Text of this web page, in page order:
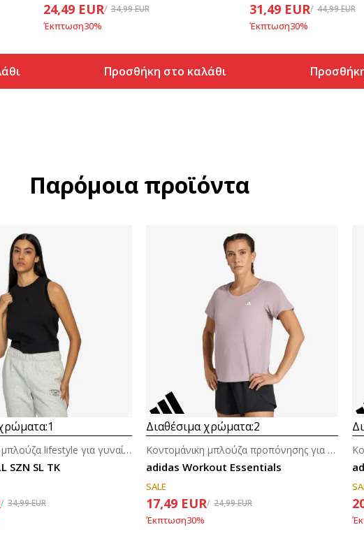
24,49 EUR 34,99EUR
Έκπτωση30%
Προσθήκη στο καλάθι
31,49 EUR 44,99EUR
Έκπτωση30%
Παρόμοια προϊόντα
1
SZN SL TK
Κοντομάνικη μπλούζα lifestyle για γυναίκες
34,99EUR
Διαθέσιμα χρώματα:2
adidas Workout Essentials
Κοντομάνικη μπλούζα προπόνησης για γυναίκες
SALE
17,49 EUR 24,99EUR
Έκπτωση30%